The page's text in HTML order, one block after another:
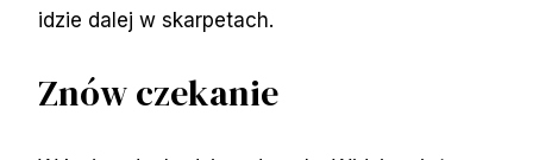
idzie dalej w skarpetach.
Znów czekanie